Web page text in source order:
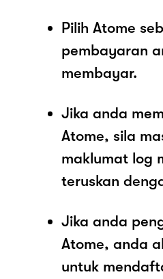
Pilih Atome
pembayaran
membayar.
Jika anda
Atome, sila
maklumat log
teruskan
Jika anda
Atome, anda
untuk